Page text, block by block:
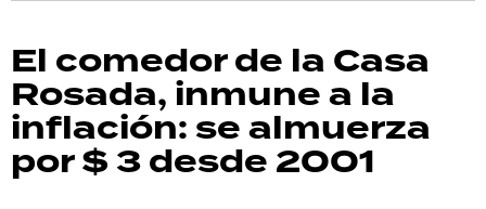
El comedor de la Casa
Rosada, inmune a la
inflación: se almuerza
por $ 3 desde 2001
ACTUALIDAD
POLICIALES
ECONOMÍA